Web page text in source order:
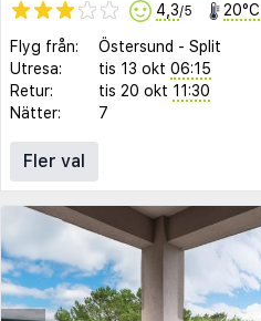
4,3/5 20°C
Flyg från: Östersund - Split
Utresa:
tis 13 okt 06:15
Retur:
tis 20 okt 11:30
Nätter:
7
Fler val